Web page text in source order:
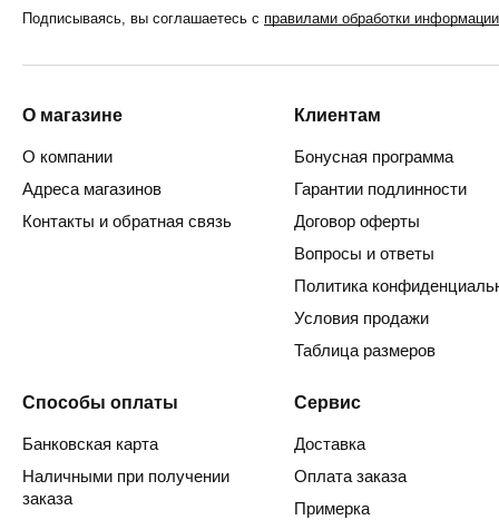
Подписываясь, вы соглашаетесь с правилами обработки информации
О магазине
О компании
Адреса магазинов
Контакты и обратная связь
Клиентам
Бонусная программа
Гарантии подлинности
Договор оферты
Вопросы и ответы
Политика
Условия продажи
Таблица размеров
Способы оплаты
Банковская карта
Наличными при получении
заказа
Сервис
Доставка
Оплата заказа
Примерка